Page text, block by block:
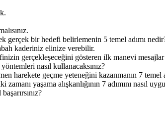
gerçek bir hedefi belirlemenin 5 temel adımı
kaderiniz elinize verebilir.
gerçekleşeceğini gösteren ilk manevi
nasıl kullanacaksınız?
geçme yeteneğini kazanmanın 7 temel
yaşama alışkanlığının 7 adımını nasıl